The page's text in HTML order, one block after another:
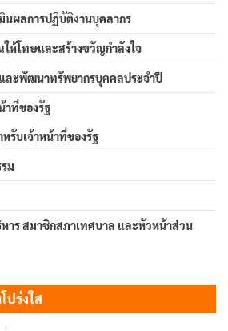
นผลการปฏิบัติงานบุคลากร
ห้โทษและสร้างขวัญกำลังใจ
ละพัฒนาทรัพยากรบุคคลประจำปี
าที่ของรัฐ
รับเจ้าหน้าที่ของรัฐ
ม
าร สมาชิกสภาเทศบาล และหัวหน้าส่วน
ปร่งใส